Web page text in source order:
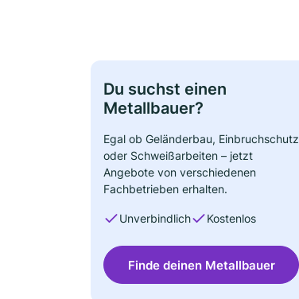
Du suchst einen
Metallbauer?
Egal ob Geländerbau, Einbruchschutz
oder Schweißarbeiten – jetzt
Angebote von verschiedenen
Fachbetrieben erhalten.
Unverbindlich Kostenlos
Finde deinen Metallbauer